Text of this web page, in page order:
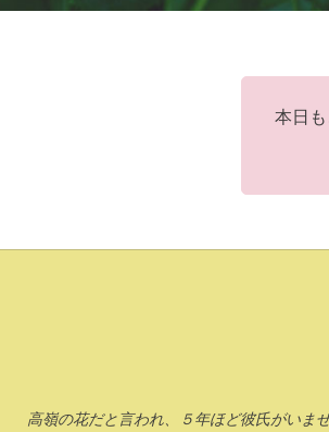
本日
高嶺の花だと言われ、５年ほど彼氏がいま